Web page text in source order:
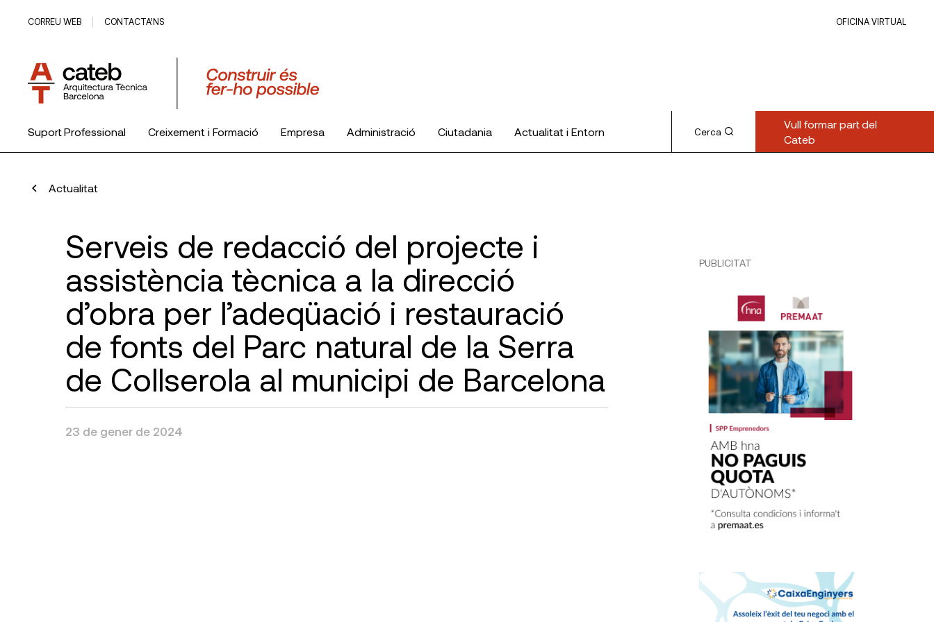
CORREU WEB CONTACTA’NS OFICINA VIRTUAL
Suport Professional Creixement i Formació Empresa Administració Ciutadania Actualitat i Entorn Cerca
Vull formar part del
Cateb
Actualitat
Serveis de redacció del projecte i
assistència tècnica a la direcció
d’obra per l’adeqüació i restauració
de fonts del Parc natural de la Serra
de Collserola al municipi de Barcelona
23 de gener de 2024
PUBLICITAT